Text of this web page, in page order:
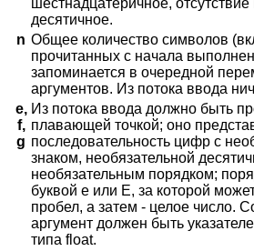
шестнадцатеричное,
десятичное.
n Общее количество символов
прочитанных с начала
запоминается в очередной
аргументов. Из потока ввода
e,
f,
g
Из потока ввода должно быть
плавающей точкой; оно
последовательность цифр с
знаком, необязательной
необязательным порядком;
буквой e или E, за которой
пробел, а затем - целое число.
аргумент должен быть
типа float.